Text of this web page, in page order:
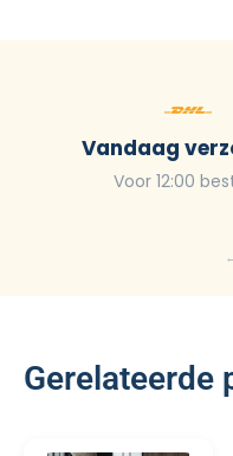
Vandaag
Voor 12:00
Gerelateerde